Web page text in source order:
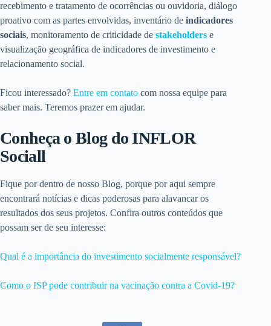
recebimento e tratamento de ocorrências ou ouvidoria, diálogo
proativo com as partes envolvidas, inventário de indicadores
sociais, monitoramento de criticidade de stakeholders e
visualização geográfica de indicadores de investimento e
relacionamento social.
Ficou interessado? Entre em contato com nossa equipe para
saber mais. Teremos prazer em ajudar.
Conheça o Blog do INFLOR
Sociall
Fique por dentro de nosso Blog, porque por aqui sempre
encontrará notícias e dicas poderosas para alavancar os
resultados dos seus projetos. Confira outros conteúdos que
possam ser de seu interesse:
Qual é a importância do investimento socialmente responsável?
Como o ISP pode contribuir na vacinação contra a Covid-19?